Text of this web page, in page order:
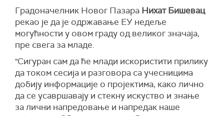
Градоначелник Новог Пазара Нихат Бишевац
рекао је да је одржавање ЕУ недеље
могућности у овом граду од великог значаја,
пре свега за младе.
"Сигуран сам да ће млади искористити прилику
да током сесија и разговора са учесницима
добију информације о пројектима, како лично
да се усавршавају и стекну искуство и знање
за лични напредовање и напредак наше